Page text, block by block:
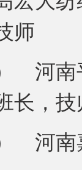
师
河南
长，技
） 河南